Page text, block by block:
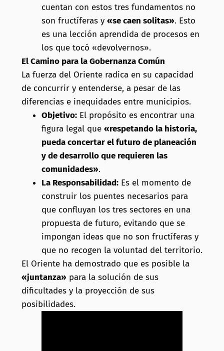
cuentan con estos tres fundamentos no
son fructíferas y «se caen solitas». Esto
es una lección aprendida de procesos en
los que tocó «devolvernos».
El Camino para la Gobernanza Común
La fuerza del Oriente radica en su capacidad
de concurrir y entenderse, a pesar de las
diferencias e inequidades entre municipios.
Objetivo:El propósito es encontrar una
figura legal que «respetando la historia,
pueda concertar el futuro de planeación
y de desarrollo que requieren las
comunidades».
La Responsabilidad:Es el momento de
construir los puentes necesarios para
que confluyan los tres sectores en una
propuesta de futuro, evitando que se
impongan ideas que no son fructíferas y
que no recogen la voluntad del territorio.
El Oriente ha demostrado que es posible la
«juntanza» para la solución de sus
dificultades y la proyección de sus
posibilidades.